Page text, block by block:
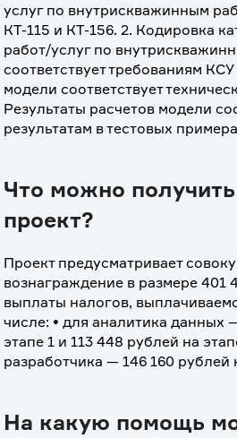
услуг по внутрискважинным
КТ-115 и КТ-156. 2. Кодировка
работ/услуг по
соответствует требованиям
модели соответствует
Результаты расчетов модели
результатам в тестовых
Что можно получить
проект?
Проект предусматривает
вознаграждение в размере 401
выплаты налогов,
числе: • для аналитика данных
этапе 1 и 113 448 рублей на
разработчика — 146 160 рублей
На какую помощь